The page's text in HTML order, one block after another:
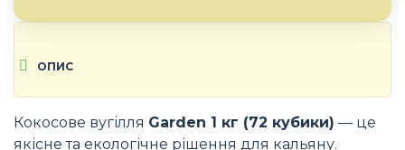
ОПИС
Кокосове вугілля Garden 1 кг (72 кубики) — це
якісне та екологічне рішення для кальяну.